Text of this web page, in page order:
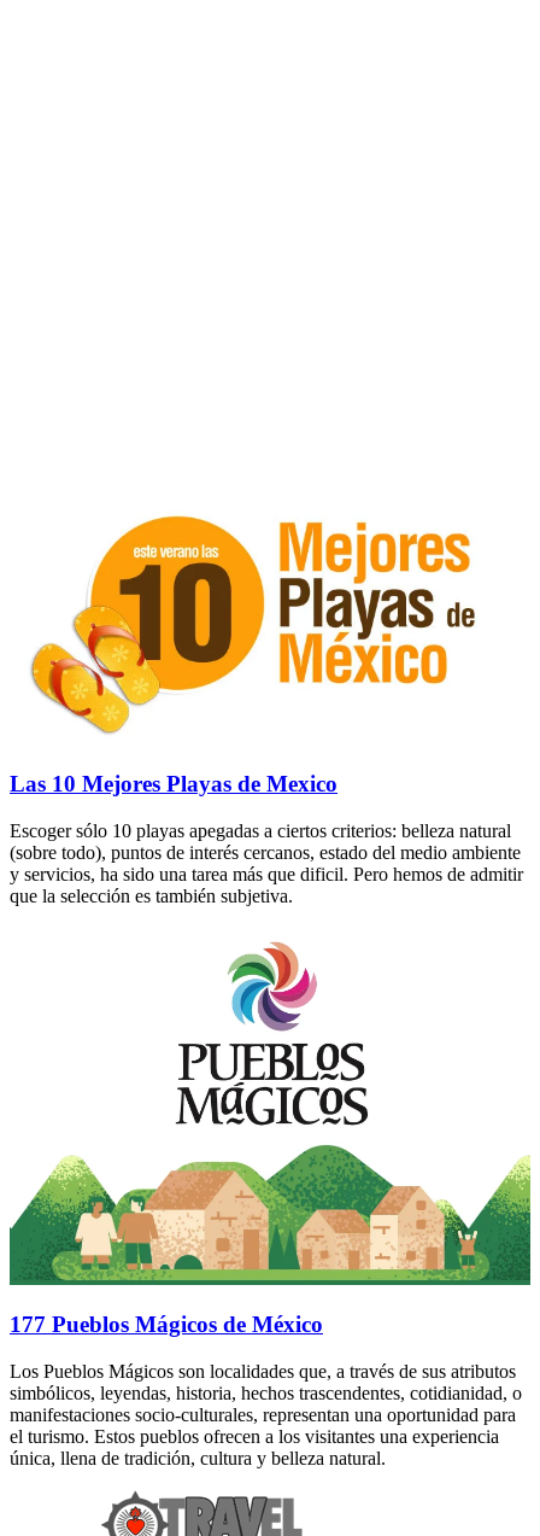
Las 10 Mejores Playas de Mexico
Escoger sólo 10 playas apegadas a ciertos criterios: belleza natural
(sobre todo), puntos de interés cercanos, estado del medio ambiente
y servicios, ha sido una tarea más que dificil. Pero hemos de admitir
que la selección es también subjetiva.
177 Pueblos Mágicos de México
Los Pueblos Mágicos son localidades que, a través de sus atributos
simbólicos, leyendas, historia, hechos trascendentes, cotidianidad, o
manifestaciones socio-culturales, representan una oportunidad para
el turismo. Estos pueblos ofrecen a los visitantes una experiencia
única, llena de tradición, cultura y belleza natural.